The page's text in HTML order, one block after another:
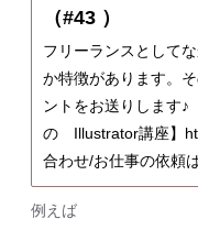
（#43 ）
フリーランスとして
か特徴があります。
ントをお送りします♪
の Illustrator講座】
合わせ/お仕事の依頼
例えば